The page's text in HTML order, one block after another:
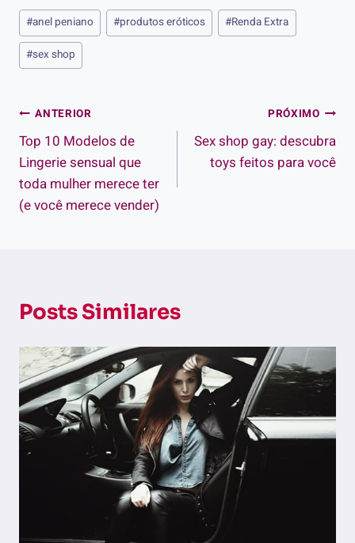
Tags
do
Post:
#anel peniano #produtos eróticos #Renda Extra
#sex shop
Navegação
de
Post
ANTERIOR
Top 10 Modelos de
Lingerie sensual que
toda mulher merece ter
(e você merece vender)
PRÓXIMO
Sex shop gay: descubra
toys feitos para você
Posts Similares